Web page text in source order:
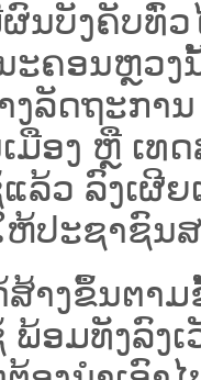
ນບັງຄັບທົ່
ນະຄອນຫຼວ
ລັດຖະການ
ອງ ຫຼື ເທ
ລ້ວ ລົງ​ເຜີ
ປະຊາຊົນສ
າງຂຶ້ນຕາ
ພ້ອມທັງລົງ